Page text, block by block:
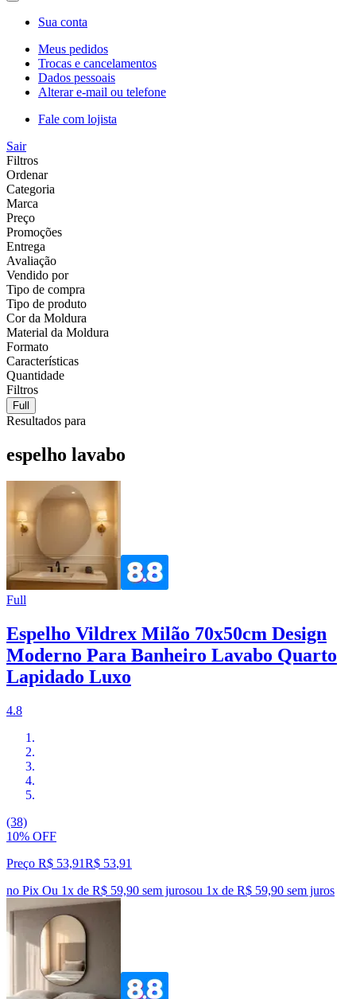
Sua conta
Meus pedidos
Trocas e cancelamentos
Dados pessoais
Alterar e-mail ou telefone
Fale com lojista
Sair
Filtros
Ordenar
Categoria
Marca
Preço
Promoções
Entrega
Avaliação
Vendido por
Tipo de compra
Tipo de produto
Cor da Moldura
Material da Moldura
Formato
Características
Quantidade
Filtros
Full
Resultados para
espelho lavabo
Full
Espelho Vildrex Milão 70x50cm Design
Moderno Para Banheiro Lavabo Quarto
Lapidado Luxo
4.8
(38)
10% OFF
Preço R$ 53,91R$ 53,91
no Pix Ou 1x de R$ 59,90 sem jurosou 1x de R$ 59,90 sem juros